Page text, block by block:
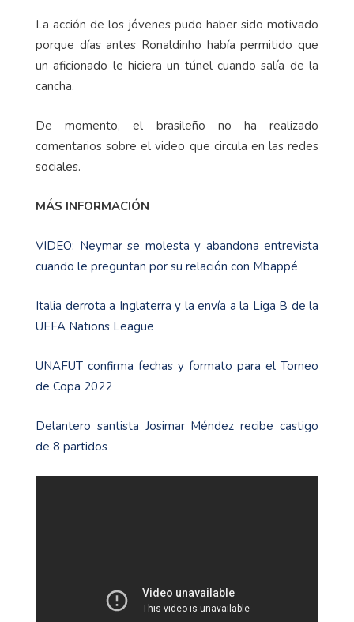
La acción de los jóvenes pudo haber sido motivado
porque días antes Ronaldinho había permitido que
un aficionado le hiciera un túnel cuando salía de la
cancha.
De momento, el brasileño no ha realizado
comentarios sobre el video que circula en las redes
sociales.
MÁS INFORMACIÓN
VIDEO: Neymar se molesta y abandona entrevista
cuando le preguntan por su relación con Mbappé
Italia derrota a Inglaterra y la envía a la Liga B de la
UEFA Nations League
UNAFUT confirma fechas y formato para el Torneo
de Copa 2022
Delantero santista Josimar Méndez recibe castigo
de 8 partidos